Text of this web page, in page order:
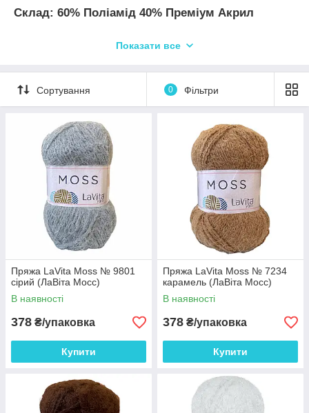
Склад: 60% Поліамід 40% Преміум Акрил
Спиці: № 3,5 - 4 мм
Гачок: № 4 мм
відрізнятися від фактичного кольору та відтінку
пряжі через індивідуальні налаштування
монітора та залежно від партії.
Показати все
Сортування 0 Фільтри
Пряжа LaVita Moss № 9801
сірий (ЛаВіта Мосс)
В наявності
378 ₴/упаковка
Купити
Пряжа LaVita Moss № 7234
карамель (ЛаВіта Мосс)
В наявності
378 ₴/упаковка
Купити